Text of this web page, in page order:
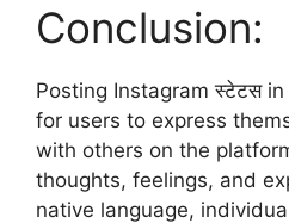
Conclusion:
Posting Instagram स्टेटस
for users to express
with others on the
thoughts, feelings, and
native language,